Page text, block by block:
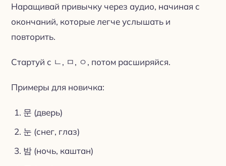
Наращивай привычку через аудио, начиная с
окончаний, которые легче услышать и
повторить.
Стартуй с ㄴ, ㅁ, ㅇ, потом расширяйся.
Примеры для новичка:
문 (дверь)
눈 (снег, глаз)
밤 (ночь, каштан)